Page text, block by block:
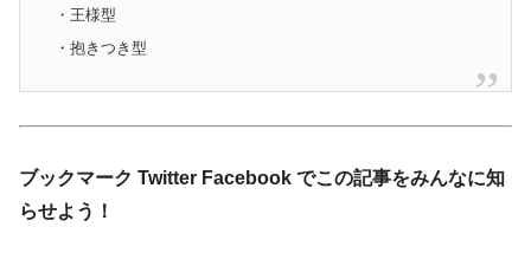
・王様型
・抱きつき型
ブックマーク Twitter Facebook でこの記事をみんなに知
らせよう！